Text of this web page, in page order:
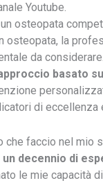
Youtube.
osteopata
osteopata, la
da
basato
di eccellenza
che faccio nel mio
decennio di
le mie capacità